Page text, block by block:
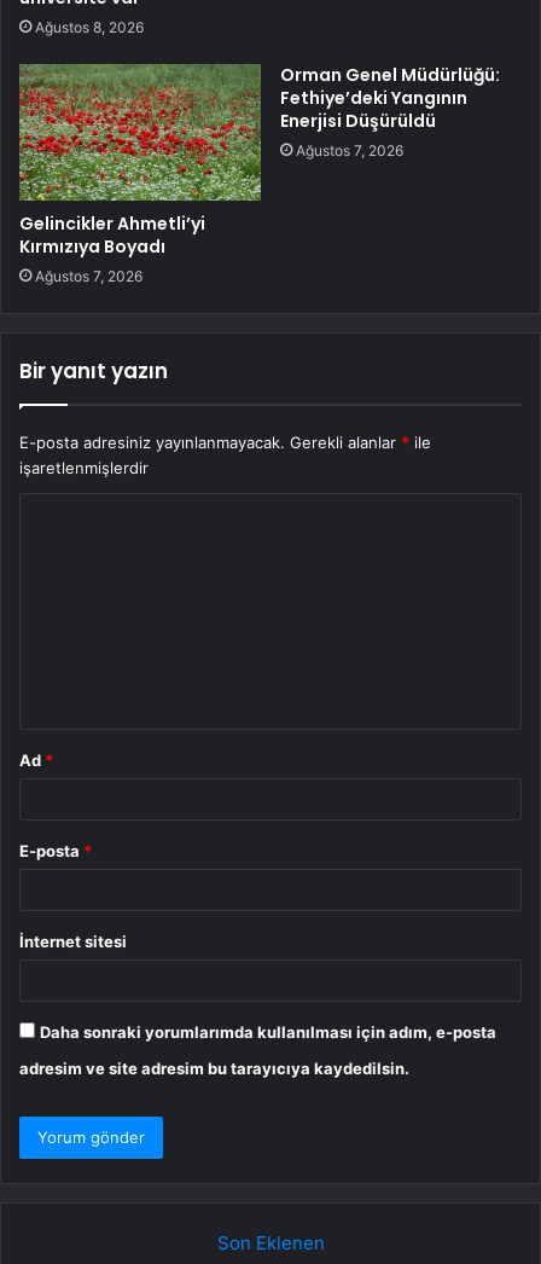
Ağustos 8, 2026
Gelincikler Ahmetli’yi
Kırmızıya Boyadı
Ağustos 7, 2026
Orman Genel Müdürlüğü:
Fethiye’deki Yangının
Enerjisi Düşürüldü
Ağustos 7, 2026
Bir yanıt yazın
E-posta adresiniz yayınlanmayacak. Gerekli alanlar * ile
işaretlenmişlerdir
Ad *
E-posta *
İnternet sitesi
Daha sonraki yorumlarımda kullanılması için adım, e-posta
adresim ve site adresim bu tarayıcıya kaydedilsin.
Son Eklenen